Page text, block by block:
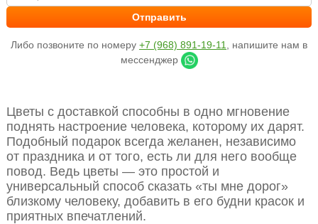
Либо позвоните по номеру +7 (968) 891-19-11
, напишите нам в
мессенджер
Цветы с доставкой способны в одно мгновение
поднять настроение человека, которому их дарят.
Подобный подарок всегда желанен, независимо
от праздника и от того, есть ли для него вообще
повод. Ведь цветы — это простой и
универсальный способ сказать «ты мне дорог»
близкому человеку, добавить в его будни красок и
приятных впечатлений.